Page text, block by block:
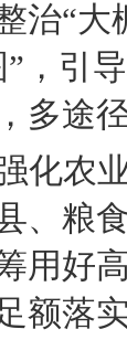
治“
”，引
多途
强化农
、粮
用好
额落